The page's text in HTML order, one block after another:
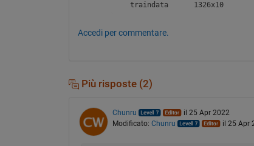
traindata
Accedi per commentare.
Più risposte (2)
Chunru
il 25 Apr 2022
Modificato: Chunru il 25 Apr